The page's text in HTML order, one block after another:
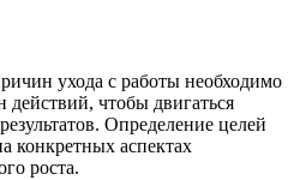
ухода с работы необходимо
действий, чтобы двигаться
Определение целей
конкретных аспектах
роста.